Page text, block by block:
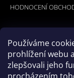
Používáme
prohlížení webu
zlepšovali jeho
HODNOCENÍ
PŘIJÍMÁME